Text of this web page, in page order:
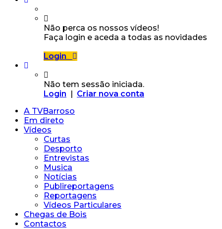
Não perca os nossos vídeos!
Faça login e aceda a todas as novidades
Login
Não tem sessão iniciada.
Login | Criar nova conta
A TVBarroso
Em direto
Vídeos
Curtas
Desporto
Entrevistas
Musica
Notícias
Publireportagens
Reportagens
Vídeos Particulares
Chegas de Bois
Contactos